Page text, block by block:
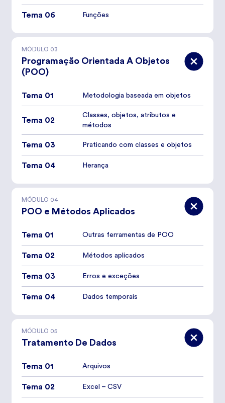
Tema 06 Funções
MÓDULO 03
Programação Orientada A Objetos
(POO)
Tema 01 Metodologia baseada em objetos
Tema 02
Classes, objetos, atributos e
métodos
Tema 03 Praticando com classes e objetos
Tema 04 Herança
MÓDULO 04
POO e Métodos Aplicados
Tema 01 Outras ferramentas de POO
Tema 02 Métodos aplicados
Tema 03 Erros e exceções
Tema 04 Dados temporais
MÓDULO 05
Tratamento De Dados
Tema 01 Arquivos
Tema 02 Excel – CSV